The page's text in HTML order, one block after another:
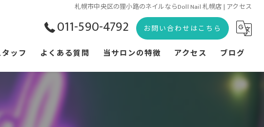
札幌市中央区の狸小路のネイルならDoll Nail 札幌店 | アクセス
011-590-4792 お問い合わせはこちら
ッフ よくある質問 当サロンの特徴 アクセス ブログ
コラム